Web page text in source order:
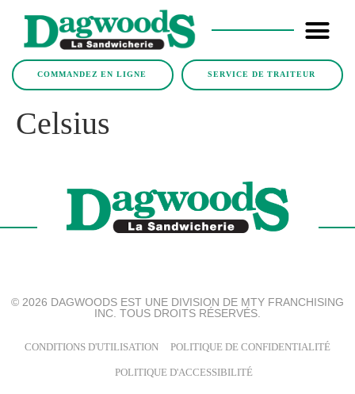
COMMANDEZ EN LIGNE SERVICE DE TRAITEUR
Celsius
© 2026 DAGWOODS EST UNE DIVISION DE MTY FRANCHISING
INC. TOUS DROITS RÉSERVÉS.
CONDITIONS D'UTILISATION POLITIQUE DE CONFIDENTIALITÉ
POLITIQUE D'ACCESSIBILITÉ